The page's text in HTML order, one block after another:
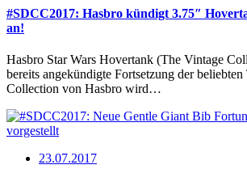
#SDCC2017: Hasbro kündigt 3.75″
an!
Hasbro Star Wars Hovertank (The Vintage
bereits angekündigte Fortsetzung der
Collection von Hasbro wird…
23.07.2017